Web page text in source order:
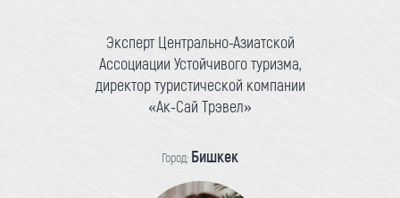
Эксперт Центрально-Азиатской
Ассоциации Устойчивого туризма,
директор туристической компании
«Ак-Сай Трэвел»
Город: Бишкек